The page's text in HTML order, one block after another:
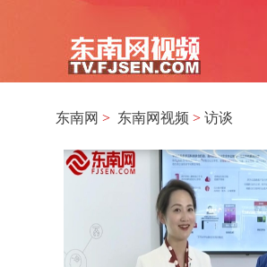
东南网 > 东南网视频 > 访谈